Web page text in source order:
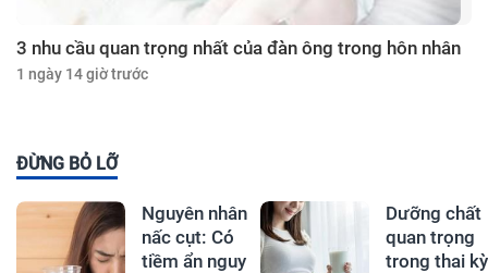
3 nhu cầu quan trọng nhất của đàn ông trong hôn nhân
1 ngày 14 giờ trước
ĐỪNG BỎ LỠ
Nguyên nhân
nấc cụt: Có
tiềm ẩn nguy
Dưỡng chất
quan trọng
trong thai kỳ